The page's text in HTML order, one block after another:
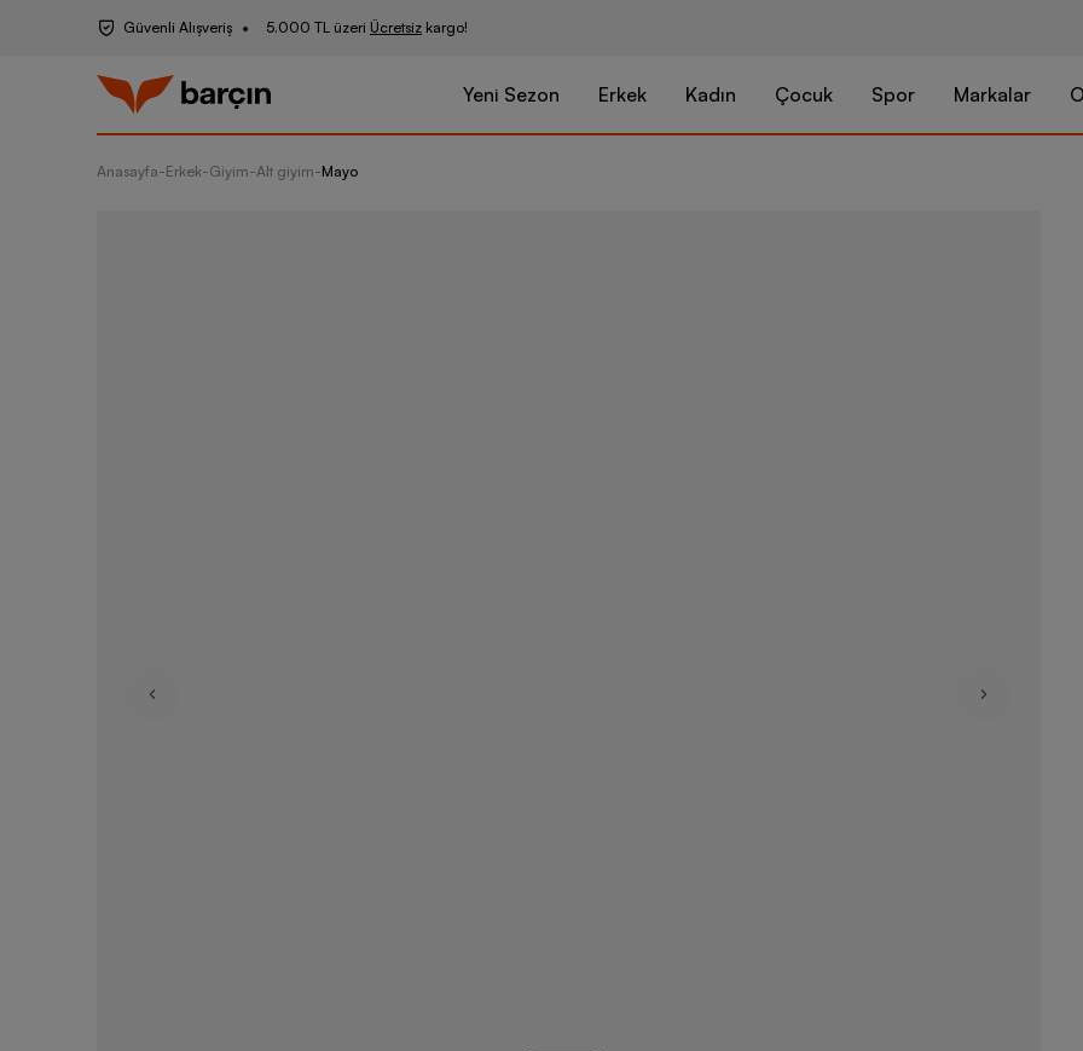
Güvenli Alışveriş 5.000 TL üzeri Ücretsiz kargo!
Yeni Sezon Erkek Kadın Çocuk Spor Markalar
Anasayfa-Erkek-Giyim-Alt giyim-Mayo
Speedo